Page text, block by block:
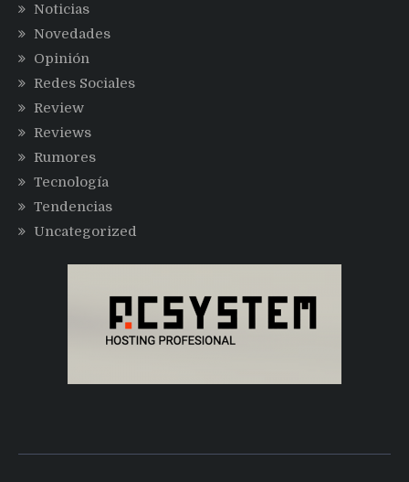
Noticias
Novedades
Opinión
Redes Sociales
Review
Reviews
Rumores
Tecnología
Tendencias
Uncategorized